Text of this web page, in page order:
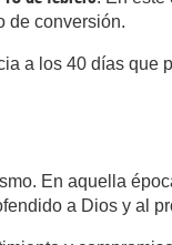
de conversión.
a los 40 días
En aquella
a Dios y al